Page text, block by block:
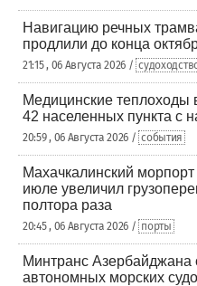
Навигацию речных
продлили до конца
21:15 , 06 Августа 2026 /
Медицинские теплоходы
42 населенных пункта с
20:59 , 06 Августа 2026 / события
Махачкалинский
июле увеличил
полтора раза
20:45 , 06 Августа 2026 / порты
Минтранс
автономных морских